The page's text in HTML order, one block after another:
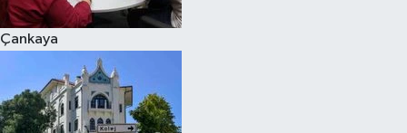
Çankaya